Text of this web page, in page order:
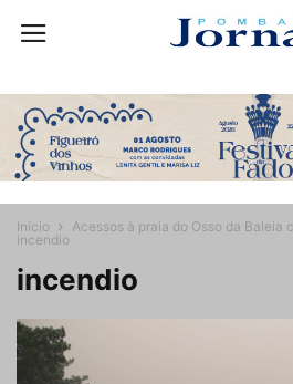
Início
Acessos à praia do Osso da Baleia
incendio
incendio